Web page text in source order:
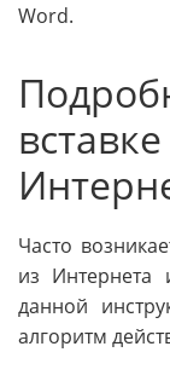
Word.
Часто
из Интернета
данной
алгоритм